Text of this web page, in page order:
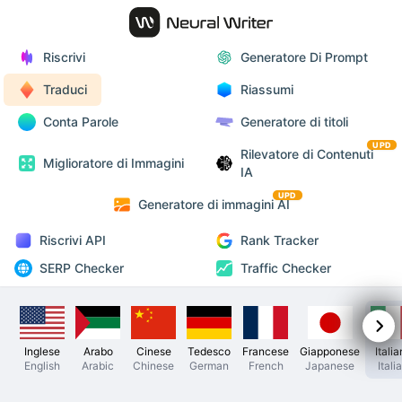
Riscrivi Generatore Di Prompt
Traduci Riassumi
Conta Parole Generatore di titoli
Miglioratore di Immagini
Rilevatore di Contenuti
IA
UPD
Generatore di immagini AI
UPD
Riscrivi API
Rank Tracker
SERP Checker
Traffic Checker
Inglese
English
Arabo
Arabic
Cinese
Chinese
Tedesco
German
Francese
French
Giapponese
Japanese